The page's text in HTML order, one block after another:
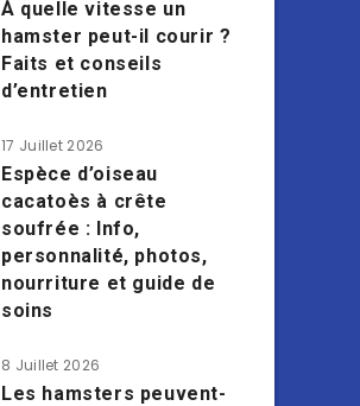
À quelle vitesse un
hamster peut-il courir ?
Faits et conseils
d’entretien
17 Juillet 2026
Espèce d’oiseau
cacatoès à crête
soufrée : Info,
personnalité, photos,
nourriture et guide de
soins
8 Juillet 2026
Les hamsters peuvent-